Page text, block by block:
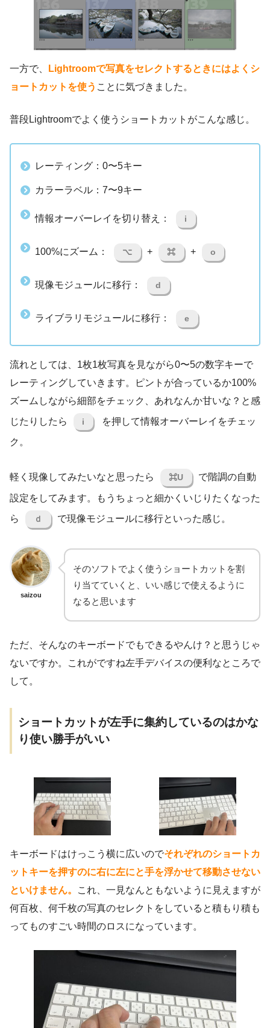
一方で、
Lightroomで写真をセレクトするときにはよくシ
ョートカットを使う ことに気づきました。
普段Lightroomでよく使うショートカットがこんな感じ。
レーティング：0〜5キー
カラーラベル：7〜9キー
情報オーバーレイを切り替え： i
100%にズーム： ⌥ + ⌘ + o
現像モジュールに移行： d
ライブラリモジュールに移行： e
流れとしては、1枚1枚写真を見ながら0〜5の数字キーで
レーティングしていきます。ピントが合っているか100%
ズームしながら細部をチェック、あれなんか甘いな？と感
じたりしたら
i を押して情報オーバーレイをチェッ
ク。
軽く現像してみたいなと思ったら ⌘U で階調の自動
設定をしてみます。もうちょっと細かくいじりたくなった
ら
ｄ で現像モジュールに移行といった感じ。
saizou
そのソフトでよく使うショートカットを割
り当てていくと、いい感じで使えるように
なると思います
ただ、そんなのキーボードでもできるやんけ？と思うじゃ
ないですか。これがですね左手デバイスの便利なところで
して。
ショートカットが左手に集約しているのはかな
り使い勝手がいい
キーボードはけっこう横に広いのでそれぞれのショートカ
ットキーを押すのに右に左にと手を浮かせて移動させない
といけません。
これ、一見なんともないように見えますが
何百枚、何千枚の写真のセレクトをしていると積もり積も
ってものすごい時間のロスになっています。